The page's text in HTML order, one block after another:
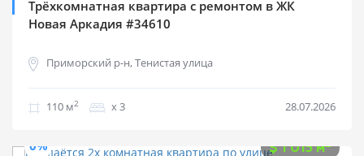
Трёхкомнатная квартира с ремонтом в ЖК
Новая Аркадия #34610
Приморский р-н, Тенистая улица
110 м2 х 3 28.07.2026
0%
$1 015 м2